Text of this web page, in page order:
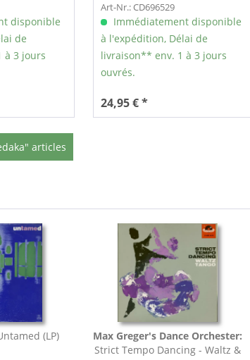
disponible
de
à 3 jours
Art-Nr.: CD696529
Immédiatement disponible
à l'expédition, Délai de
livraison** env. 1 à 3 jours
ouvrés.
24,95 € *
articles
(LP)
Max Greger's Dance Orchester:
Strict Tempo Dancing - Waltz &